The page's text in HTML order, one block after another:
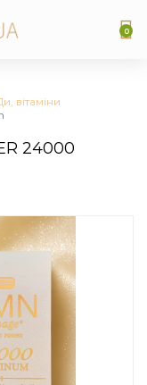
0
вітаміни
24000